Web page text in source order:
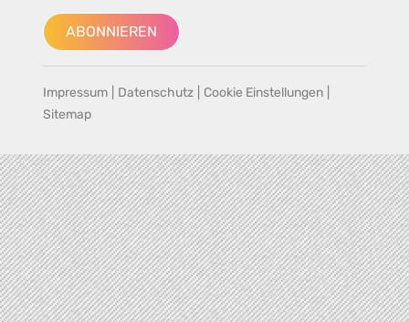
ABONNIEREN
Impressum Datenschutz Cookie Einstellungen
Sitemap